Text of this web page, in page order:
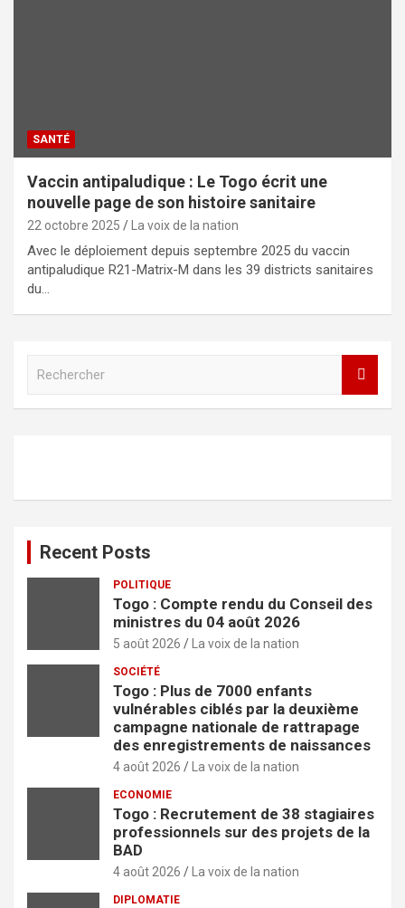
SANTÉ
Vaccin antipaludique : Le Togo écrit une
nouvelle page de son histoire sanitaire
22 octobre 2025 La voix de la nation
Avec le déploiement depuis septembre 2025 du vaccin
antipaludique R21-Matrix-M dans les 39 districts sanitaires
du…
h
Recent Posts
POLITIQUE
Togo : Compte rendu du Conseil des
ministres du 04 août 2026
5 août 2026 La voix de la nation
SOCIÉTÉ
Togo : Plus de 7000 enfants
vulnérables ciblés par la deuxième
campagne nationale de rattrapage
des enregistrements de naissances
4 août 2026 La voix de la nation
ECONOMIE
Togo : Recrutement de 38 stagiaires
professionnels sur des projets de la
BAD
4 août 2026 La voix de la nation
DIPLOMATIE